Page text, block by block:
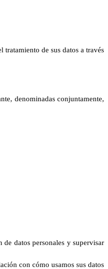
de sus datos a través
denominadas conjuntamente,
datos personales y supervisar
con cómo usamos sus datos